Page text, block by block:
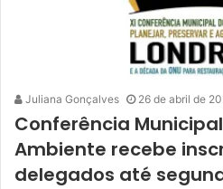
Juliana Gonçalves 26 de abril de
Conferência
Ambiente recebe
delegados até